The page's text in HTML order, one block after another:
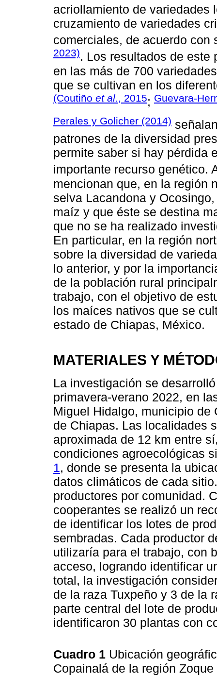
acriollamiento de variedades
cruzamiento de variedades
comerciales, de acuerdo
2023). Los resultados de este
en las más de 700
que se cultivan en los
(Coutiño et al ., 2015; Guevara-
Perales y Golicher (2014)
patrones de la diversidad
permite saber si hay pérdida
importante recurso genético.
mencionan que, en la región
selva Lacandona y
maíz y que éste se destina
que no se ha realizado
En particular, en la región
sobre la diversidad de
lo anterior, y por la
de la población rural
trabajo, con el objetivo de
los maíces nativos que se
estado de Chiapas, México.
MATERIALES Y
La investigación se
primavera-verano 2022, en
Miguel Hidalgo, municipio de
de Chiapas. Las localidades
aproximada de 12 km entre
condiciones agroecológicas
1, donde se presenta la
datos climáticos de cada
productores por comunidad.
cooperantes se realizó un
de identificar los lotes de
sembradas. Cada productor
utilizaría para el trabajo, con
acceso, logrando identificar
total, la investigación
de la raza Tuxpeño y 3 de la
parte central del lote de
identificaron 30 plantas con
Cuadro 1 Ubicación
Copainalá de la región